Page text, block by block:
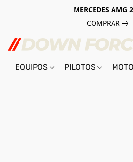
MERCEDES AMG
COMPRAR
EQUIPOS PILOTOS